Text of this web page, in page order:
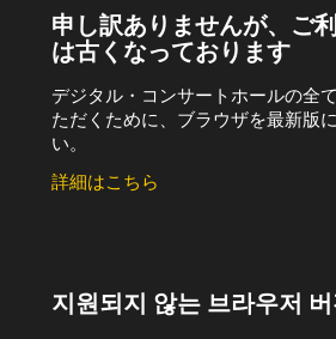
申し訳ありませんが、ご
は古くなっております
デジタル・コンサートホールの全
ただくために、ブラウザを最新版
い。
詳細はこちら
지원되지 않는 브라우저